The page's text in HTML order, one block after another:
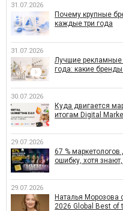
31.07.2026
Почему крупные
каждые три года
31.07.2026
Лучшие рекламные
года: какие
30.07.2026
Куда двигается
итогам Digital
29.07.2026
67 %
ошибку, хотя
29.07.2026
Наталья Морозова
2026 Global Best of